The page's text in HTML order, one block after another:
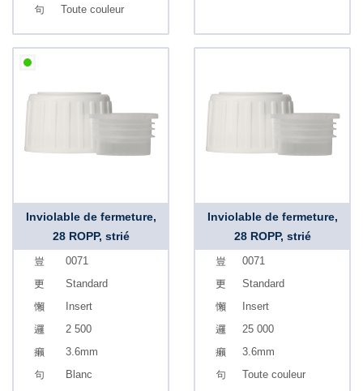
Toute couleur
Inviolable de fermeture,
28 ROPP, strié
0071
Standard
Insert
2 500
3.6mm
Blanc
Inviolable de fermeture,
28 ROPP, strié
0071
Standard
Insert
25 000
3.6mm
Toute couleur